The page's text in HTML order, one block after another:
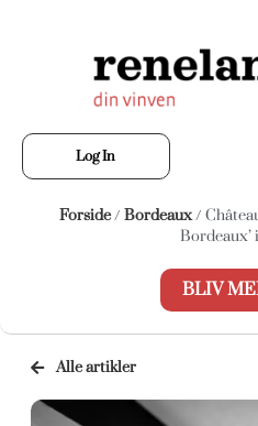
Log In
Forside/ Bordeaux/
Bordeaux’
BLIV
Alle artikler